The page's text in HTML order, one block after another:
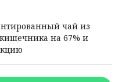
чай из
на 67% и